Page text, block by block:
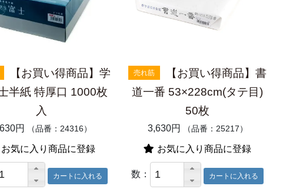
【お買い得商品】学
半紙 特厚口 1000枚
入
円 （品番：24316）
お気に入り商品に登録
売れ筋
【お買い得商品】書
道一番 53×228cm(タテ目)
50枚
3,630円 （品番：25217）
お気に入り商品に登録
数：